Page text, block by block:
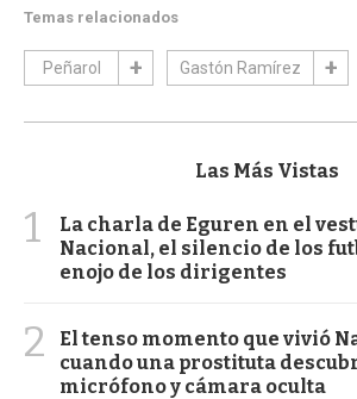
Temas relacionados
Peñarol Gastón Ramírez
Las Más Vistas
1
La charla de Eguren en el
Nacional, el silencio de los
enojo de los dirigentes
2
El tenso momento que vivió
cuando una prostituta
micrófono y cámara oculta